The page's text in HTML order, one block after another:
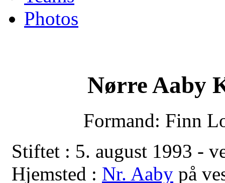
Photos
Nørre Aaby
Formand: Finn
Stiftet : 5. august 1993 -
Hjemsted : Nr. Aaby på